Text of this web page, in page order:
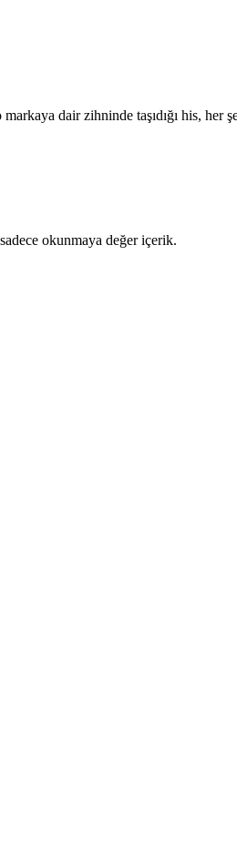
dair zihninde taşıdığı his, her
okunmaya değer içerik.